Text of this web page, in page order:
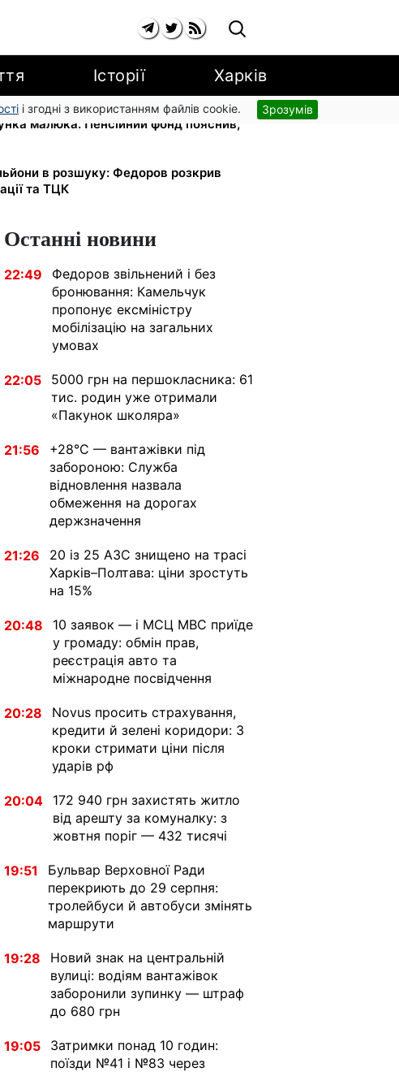
Історії Харків
і згодні з використанням файлів cookie. Зрозумів
малюка: Пенсійний фонд пояснив,
в розшуку: Федоров розкрив
та ТЦК
Останні новини
22:49
Федоров звільнений і без
бронювання: Камельчук
пропонує ексміністру
мобілізацію на загальних
умовах
22:05
5000 грн на першокласника: 61
тис. родин уже отримали
«Пакунок школяра»
21:56
+28°C — вантажівки під
забороною: Служба
відновлення назвала
обмеження на дорогах
держзначення
21:26
20 із 25 АЗС знищено на трасі
Харків–Полтава: ціни зростуть
на 15%
20:48
10 заявок — і МСЦ МВС приїде
у громаду: обмін прав,
реєстрація авто та
міжнародне посвідчення
20:28
Novus просить страхування,
кредити й зелені коридори: 3
кроки стримати ціни після
ударів рф
20:04
172 940 грн захистять житло
від арешту за комуналку: з
жовтня поріг — 432 тисячі
19:51
Бульвар Верховної Ради
перекриють до 29 серпня:
тролейбуси й автобуси змінять
маршрути
19:28
Новий знак на центральній
вулиці: водіям вантажівок
заборонили зупинку — штраф
до 680 грн
19:05
Затримки понад 10 годин:
поїзди №41 і №83 через